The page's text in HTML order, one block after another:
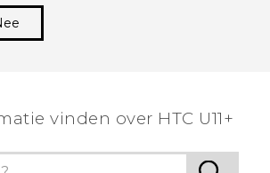
vinden over HTC U11+